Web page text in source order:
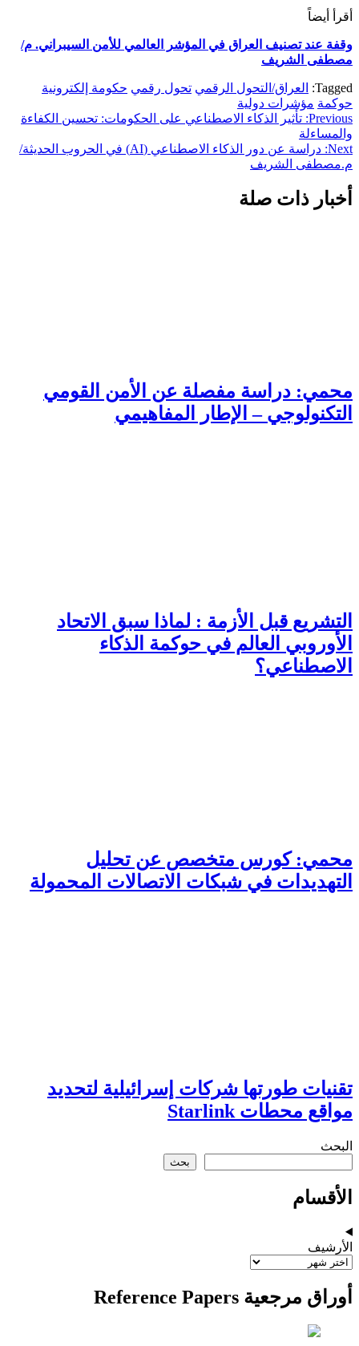
أقرأ أيضاً
وقفة عند تصنيف العراق في المؤشر العالمي للأمن السيبراني. م/
مصطفى الشريف
Tagged: العراق/التحول الرقمي تحول رقمي حكومة إلكترونية
حوكمة مؤشرات دولية
تصفّح
المقالات
Previous: تأثير الذكاء الاصطناعي على الحكومات: تحسين الكفاءة
والمساءلة
Next:
دراسة عن دور الذكاء الاصطناعي (AI) في الحروب الحديثة/
م.مصطفى الشريف
أخبار ذات صلة
محمي: دراسة مفصلة عن الأمن القومي
التكنولوجي – الإطار المفاهيمي
التشريع قبل الأزمة : لماذا سبق الاتحاد
الأوروبي العالم في حوكمة الذكاء
الاصطناعي؟
محمي: كورس متخصص عن تحليل
التهديدات في شبكات الاتصالات المحمولة
تقنيات طورتها شركات إسرائيلية لتحديد
مواقع محطات Starlink
البحث
بحث
الأقسام
الأرشيف
أوراق مرجعية Reference Papers